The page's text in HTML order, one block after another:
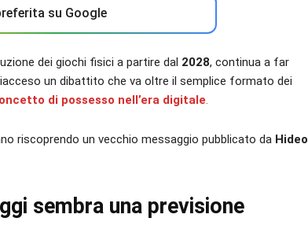
su Google
dei giochi fisici a partire dal 2028, continua a far
un dibattito che va oltre il semplice formato dei
di possesso nell’era digitale.
riscoprendo un vecchio messaggio pubblicato da Hideo
sembra una previsione